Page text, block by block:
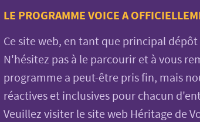
LE PROGRAMME VOICE A
Ce site web, en tant que principal
N'hésitez pas à le parcourir et à vous
programme a peut-être pris fin, mais
réactives et inclusives pour chacun
Veuillez visiter le site web Héritage de